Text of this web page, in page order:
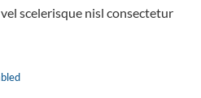
scelerisque nisl consectetur